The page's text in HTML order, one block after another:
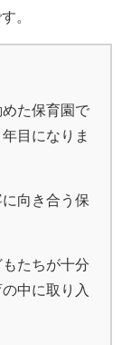
。
めた保育園で
目になりま
向き合う保
たちが十分
中に取り入